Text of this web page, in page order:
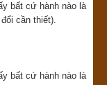
bất cứ hành nào là
cần thiết).
bất cứ hành nào là